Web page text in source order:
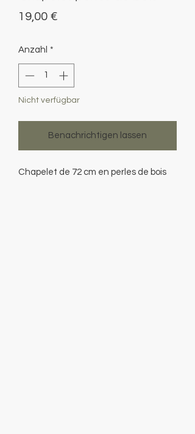
19,00 €Preis
Anzahl *
Nicht verfügbar
Benachrichtigen lassen
Chapelet de 72 cm en perles de bois